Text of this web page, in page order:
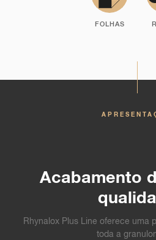
FOLHAS
Acabamento
Rhynalox Plus Line oferece uma
toda a